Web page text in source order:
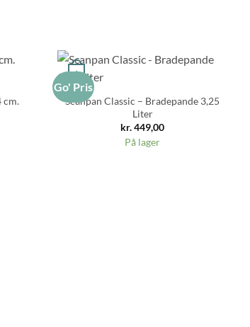
cm.
Go' Pris
+
Scanpan Classic – Bradepande 3,25
Liter
kr.449,00
På lager